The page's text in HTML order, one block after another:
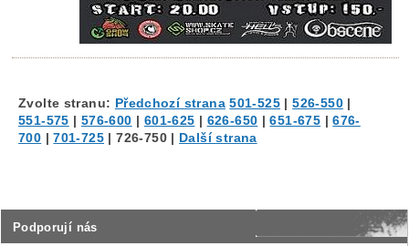
Podporují nás
Zvolte stranu: Předchozí strana 501-525 |526-550|
551-575 | 576-600 | 601-625 | 626-650 |651-675 |676-
700 |701-725 |726-750| Další strana